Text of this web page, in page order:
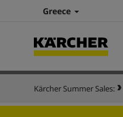
Greece
Kärcher Summer Sales: